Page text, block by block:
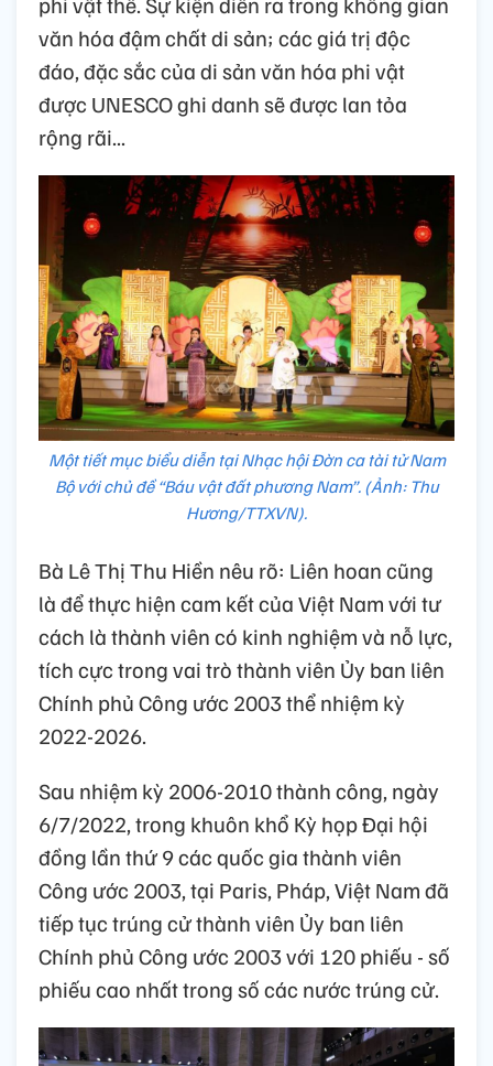
văn hóa đậm chất di sản; các giá trị độc
đáo, đặc sắc của di sản văn hóa phi vật
được UNESCO ghi danh sẽ được lan tỏa
rộng rãi...
Một tiết mục biểu diễn tại Nhạc hội Đờn ca tài tử Nam
Bộ với chủ đề “Báu vật đất phương Nam”. (Ảnh: Thu
Hương/TTXVN).
Bà Lê Thị Thu Hiền nêu rõ: Liên hoan cũng
là để thực hiện cam kết của Việt Nam với tư
cách là thành viên có kinh nghiệm và nỗ lực,
tích cực trong vai trò thành viên Ủy ban liên
Chính phủ Công ước 2003 thể nhiệm kỳ
2022-2026.
Sau nhiệm kỳ 2006-2010 thành công, ngày
6/7/2022, trong khuôn khổ Kỳ họp Đại hội
đồng lần thứ 9 các quốc gia thành viên
Công ước 2003, tại Paris, Pháp, Việt Nam đã
tiếp tục trúng cử thành viên Ủy ban liên
Chính phủ Công ước 2003 với 120 phiếu - số
phiếu cao nhất trong số các nước trúng cử.